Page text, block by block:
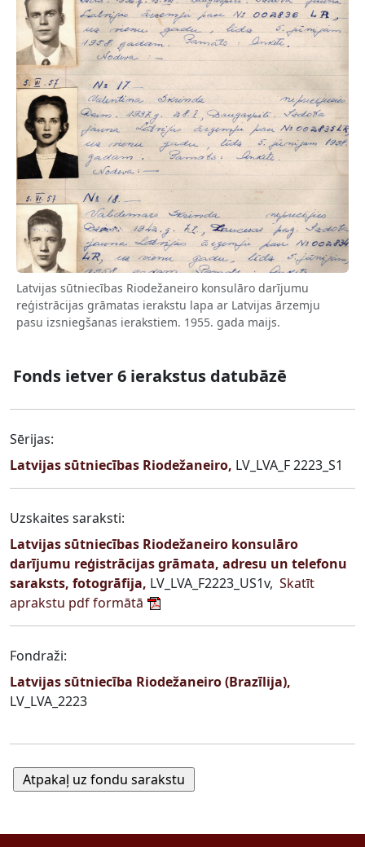
Latvijas sūtniecības Riodežaneiro konsulāro darījumu
reģistrācijas grāmatas ierakstu lapa ar Latvijas ārzemju
pasu izsniegšanas ierakstiem. 1955. gada maijs.
Fonds ietver 6 ierakstus datubāzē
Sērijas:
Latvijas sūtniecības Riodežaneiro, LV_LVA_F 2223_S1
Uzskaites saraksti:
Latvijas sūtniecības Riodežaneiro konsulāro
darījumu reģistrācijas grāmata, adresu un telefonu
saraksts, fotogrāfija, LV_LVA_F2223_US1v, Skatīt
aprakstu pdf formātā
Fondraži:
Latvijas sūtniecība Riodežaneiro (Brazīlija),
LV_LVA_2223